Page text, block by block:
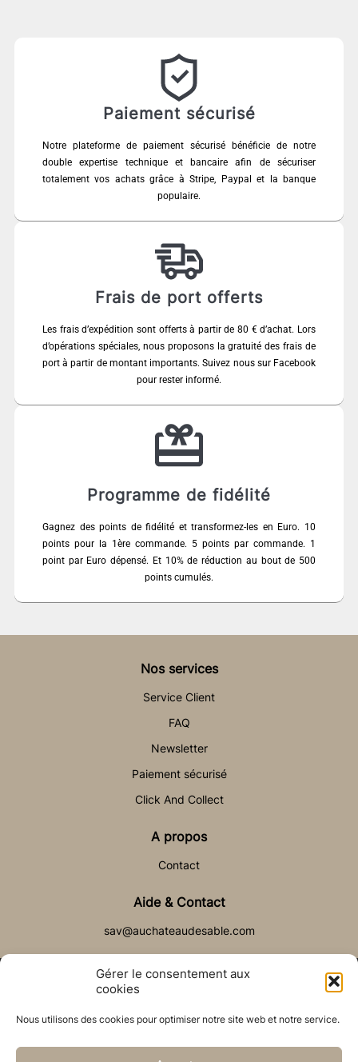
Gérer le consentement aux
cookies
Nous utilisons des cookies pour optimiser notre site web et notre service.
Paiement sécurisé
Notre plateforme de paiement sécurisé bénéficie de notre
double expertise technique et bancaire afin de sécuriser
totalement vos achats grâce à Stripe, Paypal et la banque
populaire.
Frais de port offerts
Les frais d’expédition sont offerts à partir de 80 € d’achat. Lors
d’opérations spéciales, nous proposons la gratuité des frais de
port à partir de montant importants. Suivez nous sur Facebook
pour rester informé.
Programme de fidélité
Gagnez des points de fidélité et transformez-les en Euro. 10
points pour la 1ère commande. 5 points par commande. 1
point par Euro dépensé. Et 10% de réduction au bout de 500
points cumulés.
Nos services
Service Client
FAQ
Newsletter
Paiement sécurisé
Click And Collect
A propos
Contact
Aide & Contact
sav@auchateaudesable.com
CGV
Réalisé par l’agence web : PixelsAgency.fr